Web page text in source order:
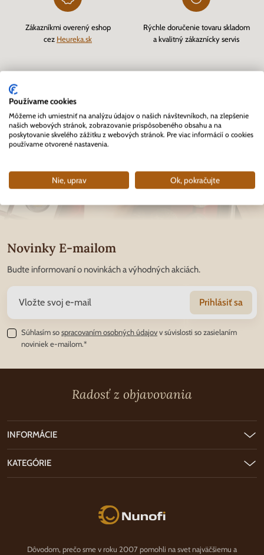
Zákazníkmi overený eshop
cez Heureka.sk
Rýchle doručenie tovaru skladom
a kvalitný zákaznícky servis
Novinky E-mailom
Budte informovaní o novinkách a výhodných akciách.
Prihlásiť sa
Súhlasím sospracovaním osobných údajovv súvislosti so zasielaním
noviniek e-mailom.*
Radosť z objavovania
Nunofi.sk
Dôvodom, prečo sme v roku 2007 pomohli na svet najväčšiemu a
INFORMÁCIE
KATEGÓRIE
Používame cookies
Môžeme ich umiestniť na analýzu údajov o našich návštevníkoch, na zlepšenie
našich webových stránok, zobrazovanie prispôsobeného obsahu a na
poskytovanie skvelého zážitku z webových stránok. Pre viac informácií o cookies
používame otvorené nastavenia.
Nie, uprav Ok, pokračujte